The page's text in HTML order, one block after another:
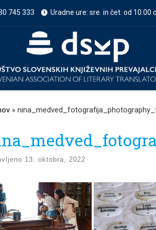
745 333 Uradne ure: sre. in čet. od 10.00
»
13. oktobra, 2022